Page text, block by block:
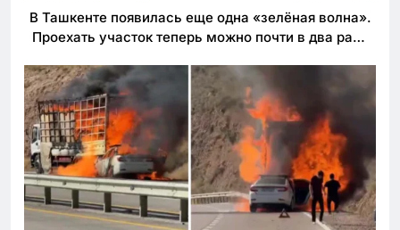
В Ташкенте появилась еще одна «зелёная волна».
Проехать участок теперь можно почти в два раза